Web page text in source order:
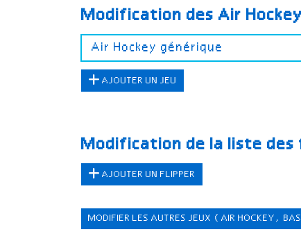
Modification des Air Hockey
AJOUTER UN JEU
Modification de la liste des
AJOUTER UN FLIPPER
MODIFIER LES AUTRES JEUX (AIR HOCKEY,